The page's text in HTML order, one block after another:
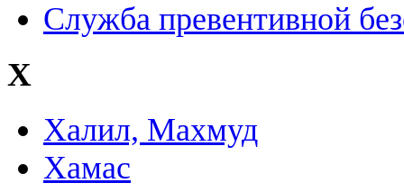
Служба превентивной
Х
Халил, Махмуд
Хамас